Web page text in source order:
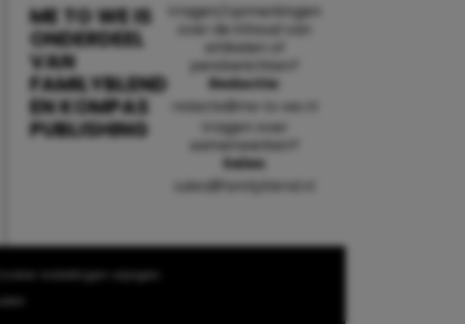
ME TO WE IS
ONDERDEEL
VAN
FAMILYBLEND
EN KOMPAS
PUBLISHING
Vragen/opmerkingen
over de inhoud van
artikelen of
persberichten?
Redactie:
redactie@me-to-we.nl
Vragen over
samenwerken?
Sales:
sales@familyblend.nl
Cookie-instellingen wijzigen